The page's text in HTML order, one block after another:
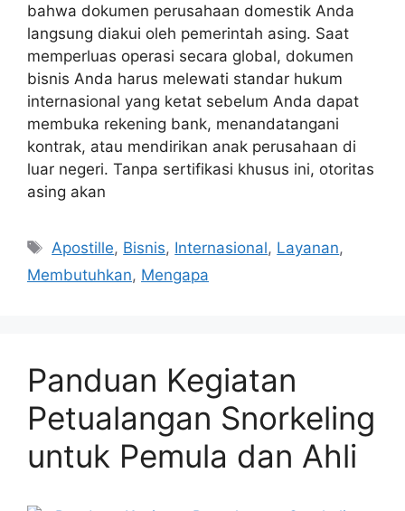
bahwa dokumen perusahaan domestik Anda
langsung diakui oleh pemerintah asing. Saat
memperluas operasi secara global, dokumen
bisnis Anda harus melewati standar hukum
internasional yang ketat sebelum Anda dapat
membuka rekening bank, menandatangani
kontrak, atau mendirikan anak perusahaan di
luar negeri. Tanpa sertifikasi khusus ini, otoritas
asing akan
Tags
Apostille, Bisnis, Internasional, Layanan,
Membutuhkan, Mengapa
Panduan Kegiatan
Petualangan Snorkeling
untuk Pemula dan Ahli